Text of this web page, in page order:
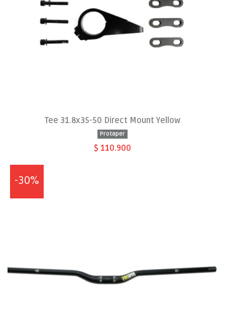
Tee 31.8x35-50 Direct Mount Yellow
Protaper
$ 110.900
-30%